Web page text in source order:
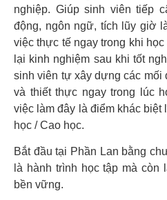
nghiệp. Giúp sinh viên tiếp
động, ngôn ngữ, tích lũy giờ
việc thực tế ngay trong khi
lại kinh nghiệm sau khi tốt
sinh viên tự xây dựng các mối
và thiết thực ngay trong lúc
việc làm đây là điểm khác
học / Cao học.
Bắt đầu tại Phần Lan bằng
là hành trình học tập mà
bền vững.